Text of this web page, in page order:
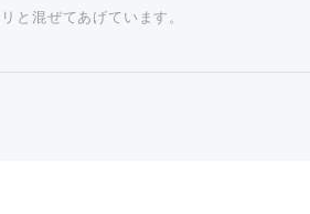
と混ぜてあげています。